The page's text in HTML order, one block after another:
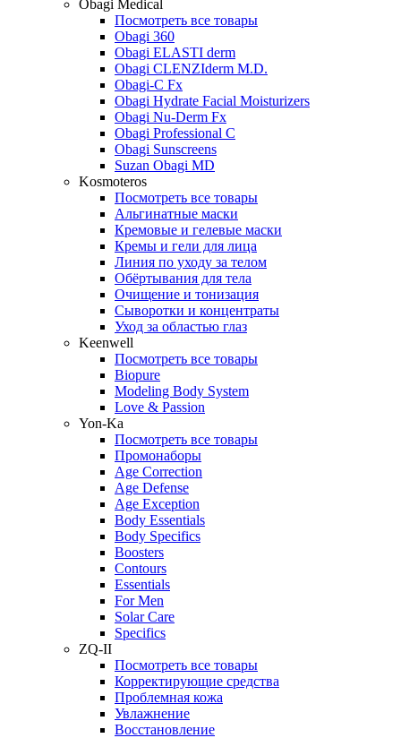
Obagi Medical
Посмотреть все товары
Obagi 360
Obagi ELASTI derm
Obagi CLENZIderm M.D.
Obagi-C Fx
Obagi Hydrate Facial Moisturizers
Obagi Nu-Derm Fx
Obagi Professional C
Obagi Sunscreens
Suzan Obagi MD
Kosmoteros
Посмотреть все товары
Альгинатные маски
Кремовые и гелевые маски
Кремы и гели для лица
Линия по уходу за телом
Обёртывания для тела
Очищение и тонизация
Сыворотки и концентраты
Уход за областью глаз
Keenwell
Посмотреть все товары
Biopure
Modeling Body System
Love & Passion
Yon-Ka
Посмотреть все товары
Промонаборы
Age Correction
Age Defense
Age Exception
Body Essentials
Body Specifics
Boosters
Contours
Essentials
For Men
Solar Care
Specifics
ZQ-II
Посмотреть все товары
Корректирующие средства
Проблемная кожа
Увлажнение
Восстановление